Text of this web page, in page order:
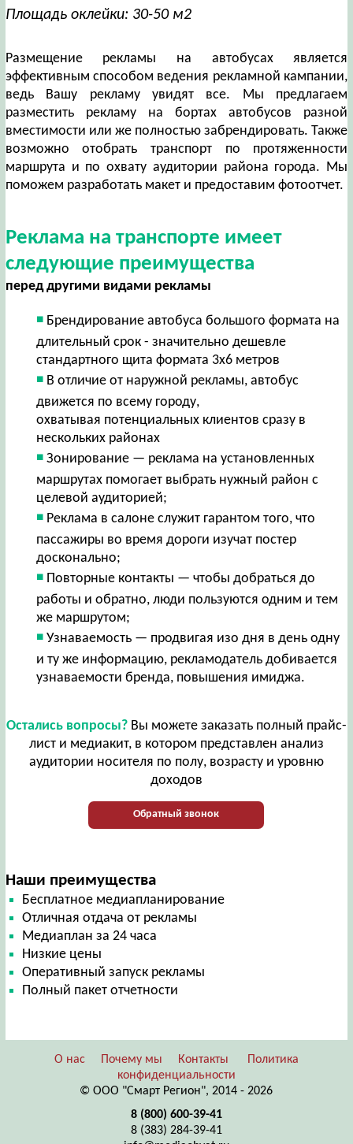
Площадь оклейки: 30-50 м2
Размещение рекламы на автобусах является
эффективным способом ведения рекламной кампании,
ведь Вашу рекламу увидят все. Мы предлагаем
разместить рекламу на бортах автобусов разной
вместимости или же полностью забрендировать. Также
возможно отобрать транспорт по протяженности
маршрута и по охвату аудитории района города. Мы
поможем разработать макет и предоставим фотоотчет.
Реклама на транспорте имеет
следующие преимущества
перед другими видами рекламы
Брендирование автобуса большого формата на
длительный срок - значительно дешевле
стандартного щита формата 3х6 метров
В отличие от наружной рекламы, автобус
движется по всему городу,
охватывая потенциальных клиентов сразу в
нескольких районах
Зонирование — реклама на установленных
маршрутах помогает выбрать нужный район с
целевой аудиторией;
Реклама в салоне служит гарантом того, что
пассажиры во время дороги изучат постер
досконально;
Повторные контакты — чтобы добраться до
работы и обратно, люди пользуются одним и тем
же маршрутом;
Узнаваемость — продвигая изо дня в день одну
и ту же информацию, рекламодатель добивается
узнаваемости бренда, повышения имиджа.
Остались вопросы?Вы можете заказать полный прайс-
лист и медиакит, в котором представлен анализ
аудитории носителя по полу, возрасту и уровню
доходов
Обратный звонок
Наши преимущества
Бесплатное медиапланирование
Отличная отдача от рекламы
Медиаплан за 24 часа
Низкие цены
Оперативный запуск рекламы
Полный пакет отчетности
О нас Почему мы Контакты
Политика
конфиденциальности
© ООО "Смарт Регион", 2014 - 2026
8 (800) 600-39-41
8 (383) 284-39-41